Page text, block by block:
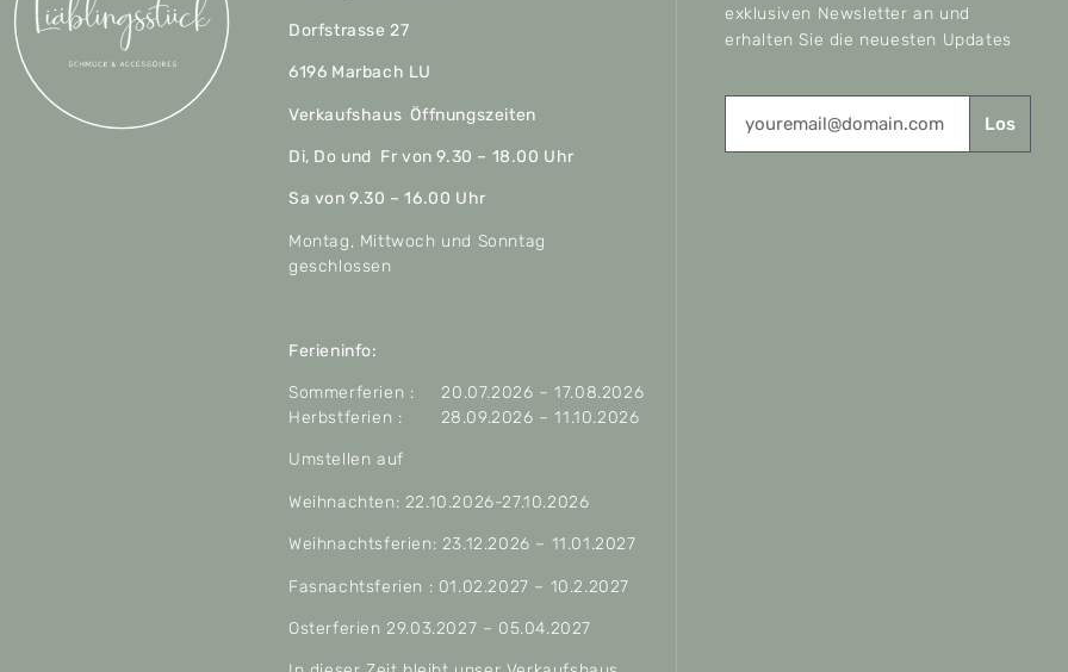
Dorfstrasse 27
6196 Marbach LU
Verkaufshaus Öffnungszeiten
Di, Do und Fr von 9.30 – 18.00 Uhr
Sa von 9.30 – 16.00 Uhr
Montag, Mittwoch und Sonntag
geschlossen
Ferieninfo:
Sommerferien : 20.07.2026 – 17.08.2026
Herbstferien : 28.09.2026 – 11.10.2026
Umstellen auf
Weihnachten: 22.10.2026-27.10.2026
Weihnachtsferien: 23.12.2026 – 11.01.2027
Fasnachtsferien : 01.02.2027 – 10.2.2027
Osterferien 29.03.2027 – 05.04.2027
exklusiven Newsletter an und
erhalten Sie die neuesten Updates
Los